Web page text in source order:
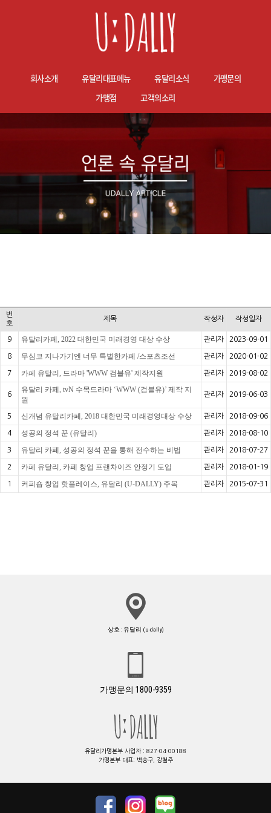
회사소개 유달리대표메뉴 유달리소식
가맹문의
가맹점
고객의소리
번
호
제목 작성자 작성일자
9 유달리카페, 2022 대한민국 미래경영 대상 수상 관리자 2023-09-01
8 무심코 지나가기엔 너무 특별한카페 /스포츠조선 관리자 2020-01-02
7 카페 유달리, 드라마 'WWW 검블유' 제작지원 관리자 2019-08-02
6
유달리 카페, tvN 수목드라마 ‘WWW (검블유)’ 제작 지
원
관리자 2019-06-03
5 신개념 유달리카페, 2018 대한민국 미래경영대상 수상 관리자 2018-09-06
4 성공의 정석 꾼 (유달리) 관리자 2018-08-10
3 유달리 카페, 성공의 정석 꾼을 통해 전수하는 비법 관리자 2018-07-27
2 카페 유달리, 카페 창업 프랜차이즈 안정기 도입 관리자 2018-01-19
1 커피숍 창업 핫플레이스, 유달리 (U-DALLY) 주목 관리자 2015-07-31
상호 : 유달리 (u-dally)
가맹문의 1800-9359
유달리가맹본부 사업자 : 827-04-00188
가맹본부 대표: 백승구, 강철주